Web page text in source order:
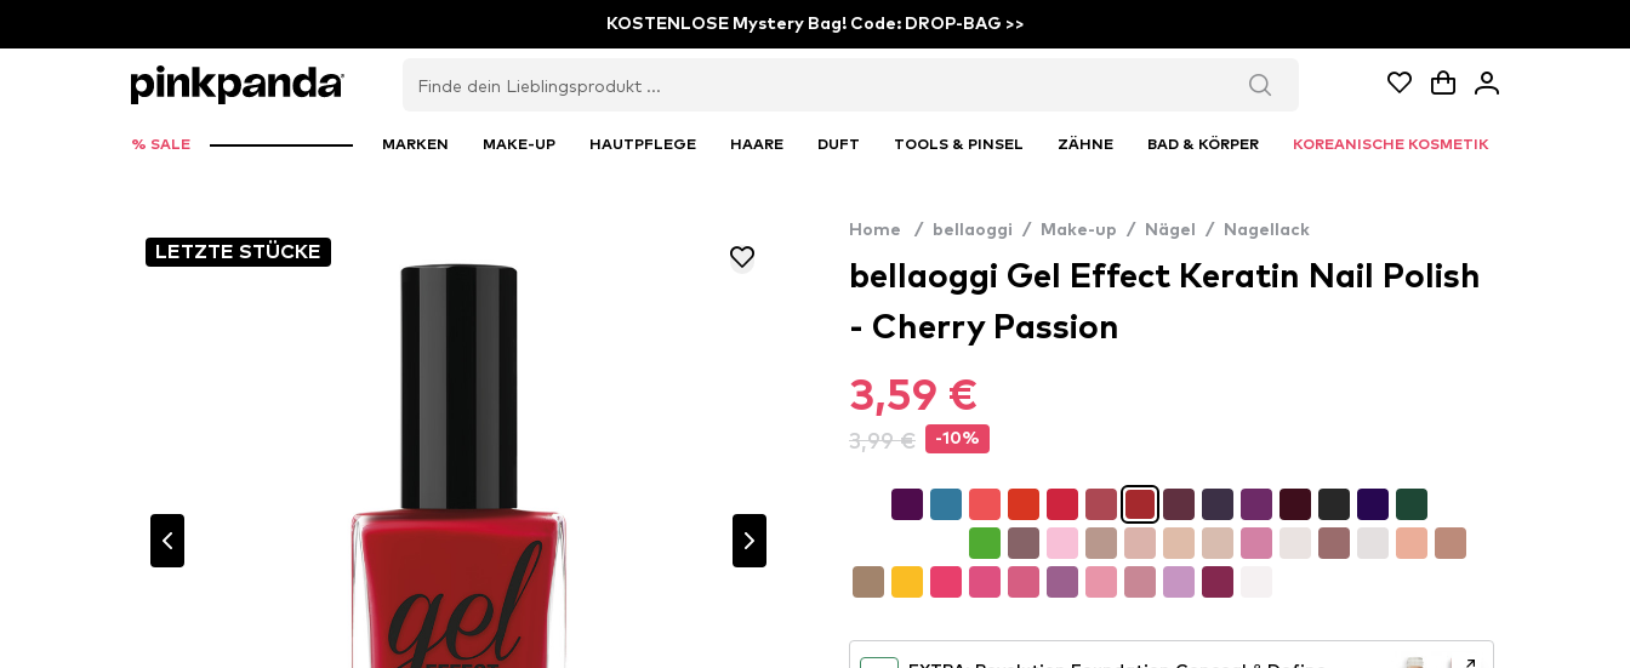
KOSTENLOSE Mystery Bag! Code: DROP-BAG >>
% SALE MARKEN MAKE-UP HAUTPFLEGE HAARE DUFT TOOLS & PINSEL ZÄHNE BAD & KÖRPER KOREANISCHE KOSMETIK
LETZTE STÜCKE
Home / bellaoggi / Make-up / Nägel / Nagellack
bellaoggi Gel Effect Keratin Nail Polish
- Cherry Passion
3,59 €
3,99 € -10%